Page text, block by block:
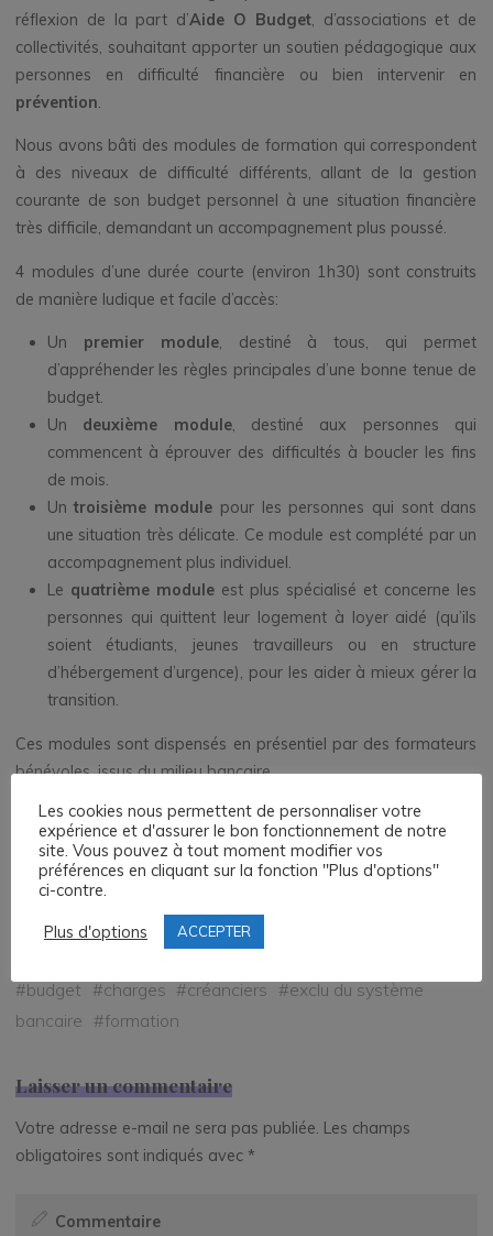
réflexion de la part d’Aide O Budget, d’associations et de
collectivités, souhaitant apporter un soutien pédagogique aux
personnes en difficulté financière ou bien intervenir en
prévention.
Nous avons bâti des modules de formation qui correspondent
à des niveaux de difficulté différents, allant de la gestion
courante de son budget personnel à une situation financière
très difficile, demandant un accompagnement plus poussé.
4 modules d’une durée courte (environ 1h30) sont construits
de manière ludique et facile d’accès:
Un premier module, destiné à tous, qui permet
d’appréhender les règles principales d’une bonne tenue de
budget.
Un deuxième module, destiné aux personnes qui
commencent à éprouver des difficultés à boucler les fins
de mois.
Untroisième module pour les personnes qui sont dans
une situation très délicate. Ce module est complété par un
accompagnement plus individuel.
Le quatrième module est plus spécialisé et concerne les
personnes qui quittent leur logement à loyer aidé (qu’ils
soient étudiants, jeunes travailleurs ou en structure
d’hébergement d’urgence), pour les aider à mieux gérer la
transition.
Ces modules sont dispensés en présentiel par des formateurs
bénévoles, issus du milieu bancaire.
Plusieurs initiatives sont en cours, avec différents intervenants,
publics ou associatifs.
Étant donné la situation actuelle, cet accompagnement devient
une nécessité pour beaucoup.
#budget #charges #créanciers #exclu du système
bancaire #formation
Laisser un commentaire
Votre adresse e-mail ne sera pas publiée. Les champs
obligatoires sont indiqués avec *
Les cookies nous permettent de personnaliser votre
expérience et d'assurer le bon fonctionnement de notre
site. Vous pouvez à tout moment modifier vos
préférences en cliquant sur la fonction "Plus d'options"
ci-contre.
Plus d'options
ACCEPTER